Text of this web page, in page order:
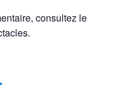
consultez le